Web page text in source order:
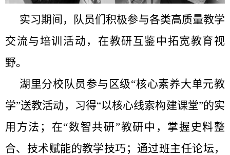
实习期间， 队员们积极参与各类高质量教学
交流与培训活动，在教研互鉴中拓宽教育视
野。
湖里分校 队员 参与区级“核心素养大单元教
学”送教活动，习得“以核心线索构建课堂”的实
用方法；在“数智共研”教研中，掌握史料整
合、技术赋能的教学技巧；通过班主任论坛，